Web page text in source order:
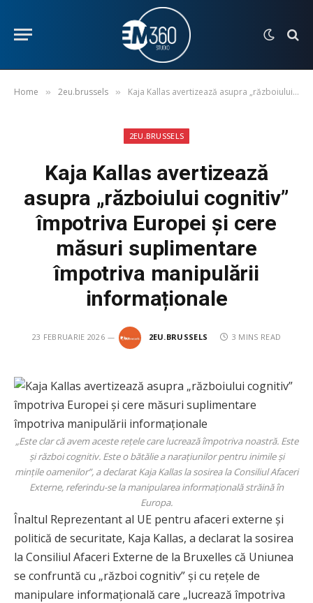
Home » 2eu.brussels » Kaja Kallas avertizează asupra „războiului cognitiv” împotriva Europei și cere măsuri suplimentare împotriva manipulării informaționale
2EU.BRUSSELS
Kaja Kallas avertizează
asupra „războiului cognitiv”
împotriva Europei și cere
măsuri suplimentare
împotriva manipulării
informaționale
23 FEBRUARIE 2026 2EU.BRUSSELS 3 MINS READ
„Este clar că avem aceste rețele care lucrează împotriva noastră. Este
și război cognitiv. Este o bătălie a narațiunilor pentru inimile și
mințile oamenilor”, a declarat Kaja Kallas la sosirea la Consiliul Afaceri
Externe, referindu-se la manipularea informațională străină în
Europa.
Înaltul Reprezentant al UE pentru afaceri externe și
politică de securitate, Kaja Kallas, a declarat la sosirea
la Consiliul Afaceri Externe de la Bruxelles că Uniunea
se confruntă cu „război cognitiv” și cu rețele de
manipulare informațională care „lucrează împotriva